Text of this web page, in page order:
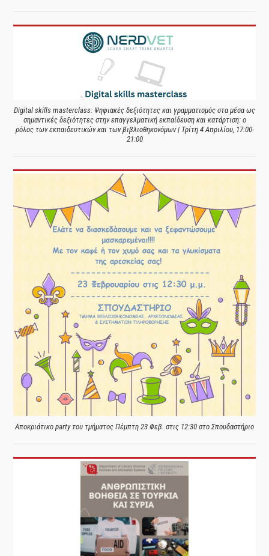
Digital skills masterclass: Ψηφιακές δεξιότητες και γραμματισμός στα μέσα ως
σημαντικές δεξιότητες στην επαγγελματική εκπαίδευση και κατάρτιση: ο
ρόλος των εκπαιδευτικών και των βιβλιοθηκονόμων | Τρίτη 4 Απριλίου, 17:00-
21:00
Αποκριάτικο party του τμήματος Πέμπτη 23 Φεβ. στις 12:30 στο Σπουδαστήριο